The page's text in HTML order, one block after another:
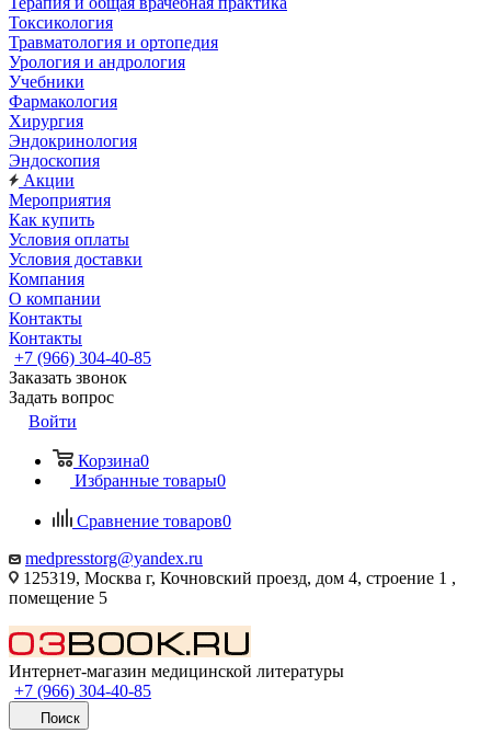
Токсикология
Травматология и ортопедия
Урология и андрология
Учебники
Фармакология
Хирургия
Эндокринология
Эндоскопия
Акции
Мероприятия
Как купить
Условия оплаты
Условия доставки
Компания
О компании
Контакты
Контакты
+7 (966) 304-40-85
Заказать звонок
Задать вопрос
Войти
Корзина0
Избранные товары0
Сравнение товаров0
medpresstorg@yandex.ru
125319, Москва г, Кочновский проезд, дом 4, строение 1 ,
помещение 5
Интернет-магазин медицинской литературы
+7 (966) 304-40-85
Поиск